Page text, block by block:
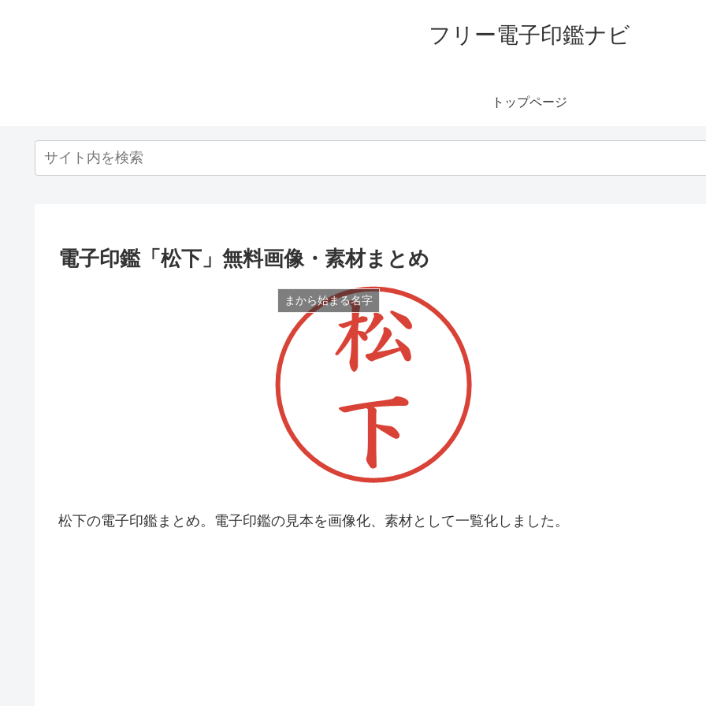
フリー電子印鑑ナビ
トップページ
電子印鑑「松下」無料画像・素材まとめ
まから始まる名字
松下の電子印鑑まとめ。電子印鑑の見本を画像化、素材として一覧化しました。